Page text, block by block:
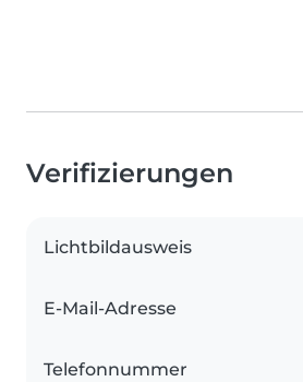
Verifizierungen
Lichtbildausweis
E-Mail-Adresse
Telefonnummer